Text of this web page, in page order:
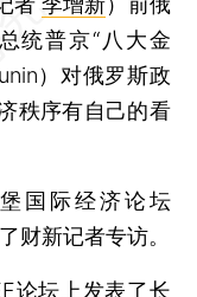
统普京“八大金
）对俄罗斯政
秩序有自己的看
际经济论坛
财新记者专访。
论坛上发表了长